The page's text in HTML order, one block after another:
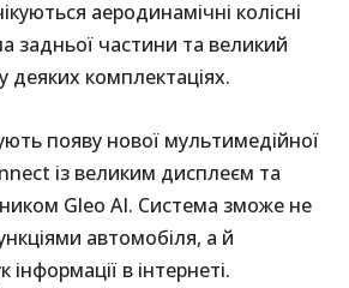
аеродинамічні колісні
задньої частини та великий
комплектаціях.
появу нової мультимедійної
із великим дисплеєм та
Gleo AI. Система зможе не
автомобіля, а й
в інтернеті.